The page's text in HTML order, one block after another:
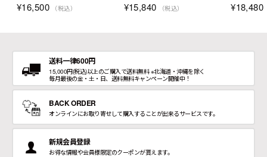
¥16,500 （税込） ¥15,840 （税込） ¥18,480
送料一律600円
15,000円(税込)以上のご購入で送料無料 ※北海道・沖縄を除く
毎月最後の金・土・日、送料無料キャンペーン開催中！
BACK ORDER
オンラインにお取り寄せして購入することが出来るサービスです。
新規会員登録
お得な情報や会員様限定のクーポンが貰えます。